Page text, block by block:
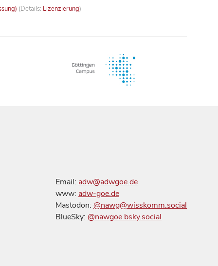
(Details: Lizenzierung)
Email: adw@adwgoe.de
www: adw-goe.de
Mastodon: @nawg@wisskomm.social
BlueSky: @nawgoe.bsky.social